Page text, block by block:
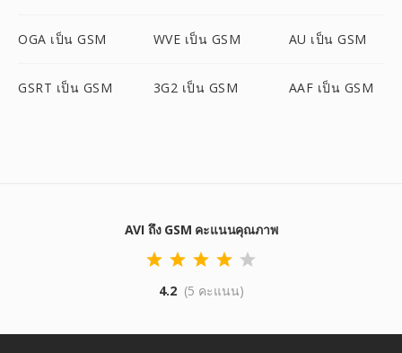
OGA เป็น GSM WVE เป็น GSM AU เป็น GSM
GSRT เป็น GSM 3G2 เป็น GSM AAF เป็น GSM
AVI ถึง GSM คะแนนคุณภาพ
4.2 (5 คะแนน)